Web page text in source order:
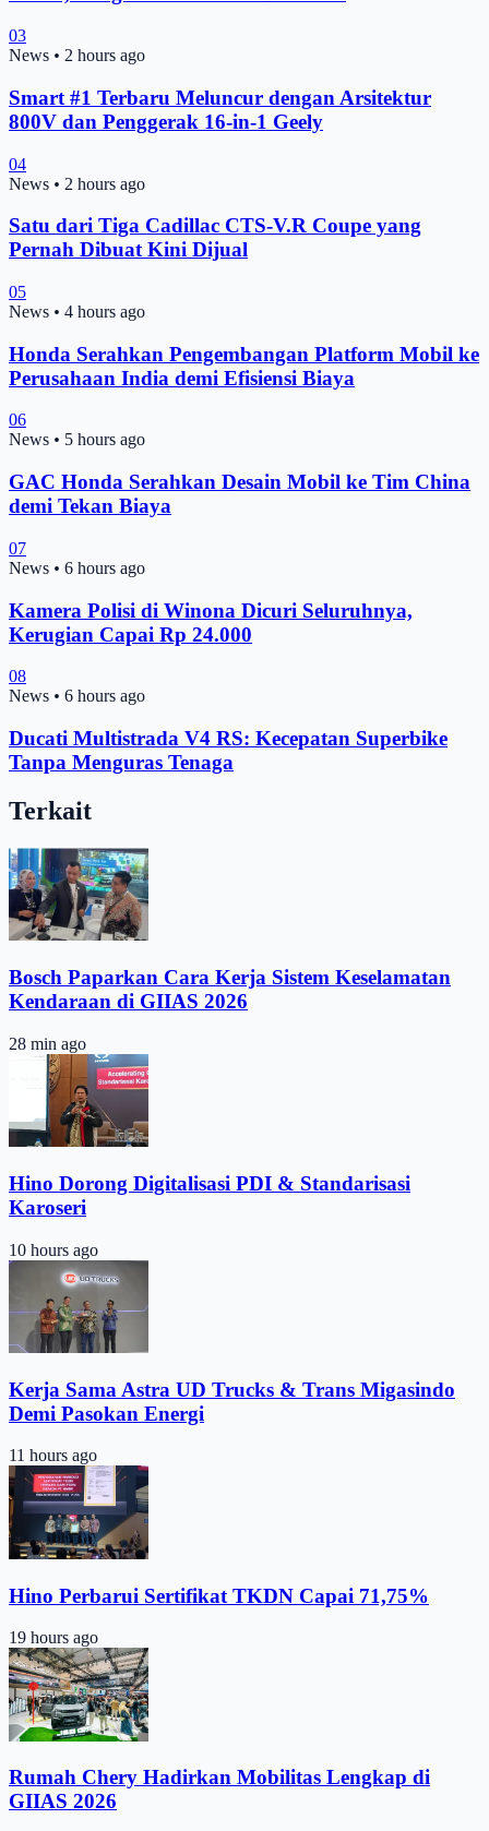
03
News • 2 hours ago
Smart #1 Terbaru Meluncur dengan Arsitektur
800V dan Penggerak 16-in-1 Geely
04
News • 2 hours ago
Satu dari Tiga Cadillac CTS-V.R Coupe yang
Pernah Dibuat Kini Dijual
05
News • 4 hours ago
Honda Serahkan Pengembangan Platform Mobil ke
Perusahaan India demi Efisiensi Biaya
06
News • 5 hours ago
GAC Honda Serahkan Desain Mobil ke Tim China
demi Tekan Biaya
07
News • 6 hours ago
Kamera Polisi di Winona Dicuri Seluruhnya,
Kerugian Capai Rp 24.000
08
News • 6 hours ago
Ducati Multistrada V4 RS: Kecepatan Superbike
Tanpa Menguras Tenaga
Terkait
Bosch Paparkan Cara Kerja Sistem Keselamatan
Kendaraan di GIIAS 2026
28 min ago
Hino Dorong Digitalisasi PDI & Standarisasi
Karoseri
10 hours ago
Kerja Sama Astra UD Trucks & Trans Migasindo
Demi Pasokan Energi
11 hours ago
Hino Perbarui Sertifikat TKDN Capai 71,75%
19 hours ago
Rumah Chery Hadirkan Mobilitas Lengkap di
GIIAS 2026